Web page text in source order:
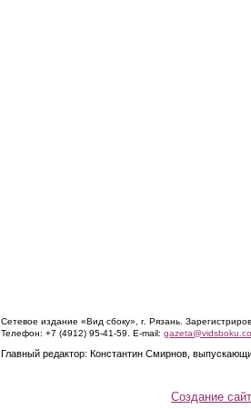
Сетевое издание «Вид сбоку», г. Рязань.
Телефон: +7 (4912) 95-41-59. E-mail:
Главный редактор: Константин Смирнов,
Создание